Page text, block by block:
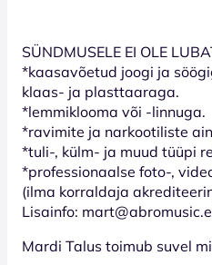
SÜNDMUSELE EI OLE
*kaasavõetud joogi ja
klaas- ja plasttaaraga.
*lemmiklooma või -linnuga.
*ravimite ja narkootiliste
*tuli-, külm- ja muud tüüpi
*professionaalse foto-,
(ilma korraldaja
Lisainfo:
Mardi Talus toimub suvel